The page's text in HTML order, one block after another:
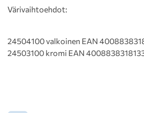
Värivaihtoehdot:
24504100 valkoinen EAN
24503100 kromi EAN